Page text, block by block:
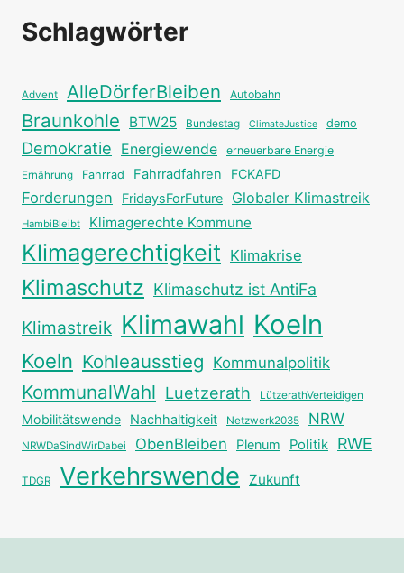
Schlagwörter
Advent AlleDörferBleiben Autobahn
Braunkohle BTW25 Bundestag ClimateJustice demo
Demokratie Energiewende erneuerbare Energie
Ernährung Fahrrad Fahrradfahren FCKAFD
Forderungen FridaysForFuture Globaler Klimastreik
HambiBleibt Klimagerechte Kommune
Klimagerechtigkeit Klimakrise
Klimaschutz Klimaschutz ist AntiFa
Klimastreik Klimawahl Koeln
Koeln Kohleausstieg Kommunalpolitik
KommunalWahl Luetzerath LützerathVerteidigen
Mobilitätswende Nachhaltigkeit Netzwerk2035 NRW
NRWDaSindWirDabei ObenBleiben Plenum Politik RWE
TDGR Verkehrswende Zukunft